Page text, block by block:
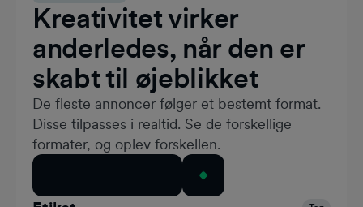
Kreativitet virker
anderledes, når den er
skabt til øjeblikket
De fleste annoncer følger et bestemt format.
Disse tilpasses i realtid. Se de forskellige
formater, og oplev forskellen.